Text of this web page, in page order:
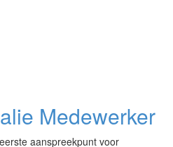
Medewerker
aanspreekpunt voor